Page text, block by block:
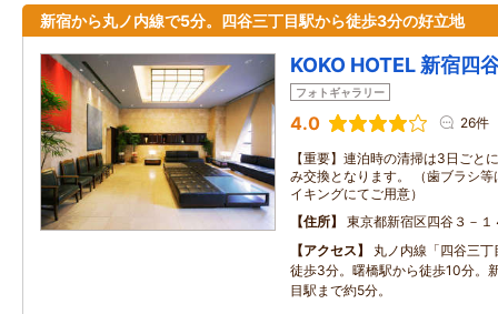
新宿から丸ノ内線で5分。四谷三丁目駅から徒歩3分の好立地
KOKO HOTEL 新宿四
フォトギャラリー
4.0 26件
【重要】連泊時の清掃は3日ごと
み交換となります。 （歯ブラシ
イキングにてご用意）
住所
東京都新宿区四谷３－１
アクセス
丸ノ内線「四谷三
徒歩3分。曙橋駅から徒歩10分。
目駅まで約5分。